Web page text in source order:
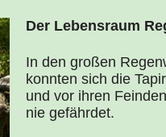
Der Lebensraum
In den großen
konnten sich die
und vor ihren
nie gefährdet.